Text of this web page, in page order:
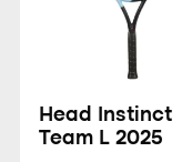
Head Instinct
Team L 2025